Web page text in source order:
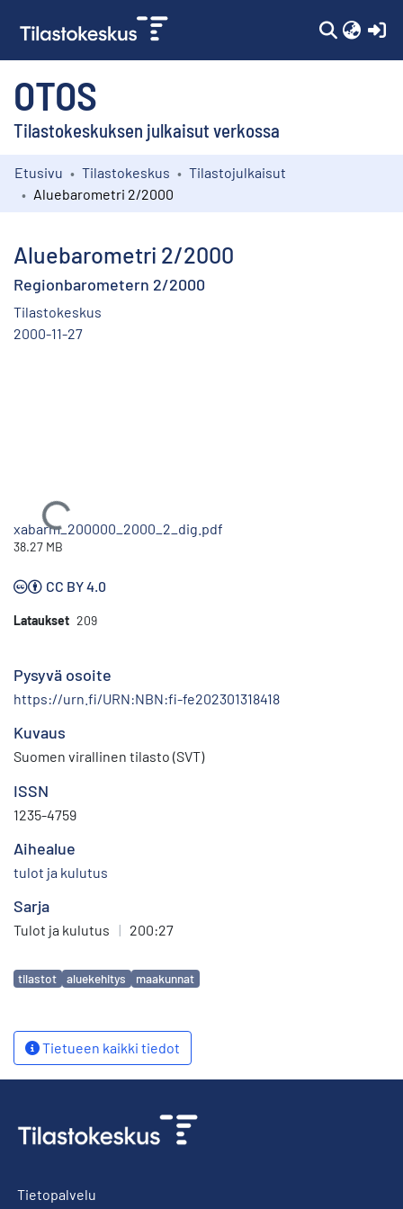
OTOS
Tilastokeskuksen julkaisut verkossa
Kokoelmat
Etusivu Tilastokeskus
Tilastojulkaisut
Aluebarometri 2/2000
Aluebarometri 2/2000
Regionbarometern 2/2000
Tilastokeskus
2000-11-27
Ladataan...
xabarm_200000_2000_2_dig.pdf
38.27 MB
CC BY 4.0
Lataukset 209
Pysyvä osoite
https://urn.fi/URN:NBN:fi-fe202301318418
Kuvaus
Suomen virallinen tilasto (SVT)
ISSN
1235-4759
Aihealue
tulot ja kulutus
Sarja
Tulot ja kulutus | 200:27
Avainsanat
tilastot aluekehitys maakunnat
Tietueen kaikki tiedot
Tietopalvelu